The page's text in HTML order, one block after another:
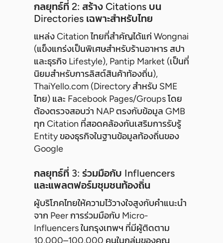
กลยุทธ์ที่ 2: สร้าง Citations บน
Directories เฉพาะสำหรับไทย
แหล่ง Citation ไทยที่สำคัญได้แก่ Wongnai
(แข็งแกร่งเป็นพิเศษสำหรับร้านอาหาร สปา
และธุรกิจ Lifestyle), Pantip Market (เป็นที่
นิยมสำหรับการลิสต์สินค้าท้องถิ่น),
ThaiYello.com (Directory สำหรับ SME
ไทย) และ Facebook Pages/Groups โดย
ต้องตรวจสอบว่า NAP ตรงกับข้อมูล GMB
ทุก Citation ที่สอดคล้องกันเสริมการรับรู้
Entity ของธุรกิจในฐานข้อมูลท้องถิ่นของ
Google
กลยุทธ์ที่ 3: ร่วมมือกับ Influencers
และแพลตฟอร์มชุมชนท้องถิ่น
ผู้บริโภคไทยให้ความไว้วางใจสูงกับคำแนะนำ
จาก Peer การร่วมมือกับ Micro-
Influencers ในกรุงเทพฯ ที่มีผู้ติดตาม
10,000–100,000 คนในกลุ่มของคุณ